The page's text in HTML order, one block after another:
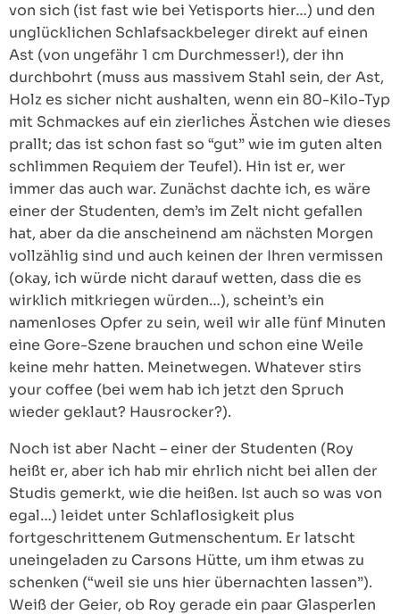
von sich (ist fast wie bei Yetisports hier…) und den
unglücklichen Schlafsackbeleger direkt auf einen
Ast (von ungefähr 1 cm Durchmesser!), der ihn
durchbohrt (muss aus massivem Stahl sein, der Ast,
Holz es sicher nicht aushalten, wenn ein 80-Kilo-Typ
mit Schmackes auf ein zierliches Ästchen wie dieses
prallt; das ist schon fast so “gut” wie im guten alten
schlimmen Requiem der Teufel). Hin ist er, wer
immer das auch war. Zunächst dachte ich, es wäre
einer der Studenten, dem’s im Zelt nicht gefallen
hat, aber da die anscheinend am nächsten Morgen
vollzählig sind und auch keinen der Ihren vermissen
(okay, ich würde nicht darauf wetten, dass die es
wirklich mitkriegen würden…), scheint’s ein
namenloses Opfer zu sein, weil wir alle fünf Minuten
eine Gore-Szene brauchen und schon eine Weile
keine mehr hatten. Meinetwegen. Whatever stirs
your coffee (bei wem hab ich jetzt den Spruch
wieder geklaut? Hausrocker?).
Noch ist aber Nacht – einer der Studenten (Roy
heißt er, aber ich hab mir ehrlich nicht bei allen der
Studis gemerkt, wie die heißen. Ist auch so was von
egal…) leidet unter Schlaflosigkeit plus
fortgeschrittenem Gutmenschentum. Er latscht
uneingeladen zu Carsons Hütte, um ihm etwas zu
schenken (“weil sie uns hier übernachten lassen”).
Weiß der Geier, ob Roy gerade ein paar Glasperlen